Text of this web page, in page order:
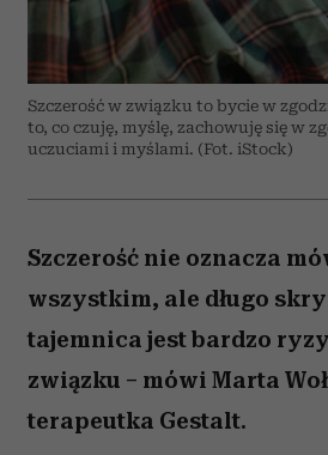
Szczerość w związku to bycie w
to, co czuję, myślę, zachowuję się w
uczuciami i myślami. (Fot. iStock)
Szczerość nie oznacza
wszystkim, ale długo
tajemnica jest bardzo
związku – mówi Marta
terapeutka Gestalt.